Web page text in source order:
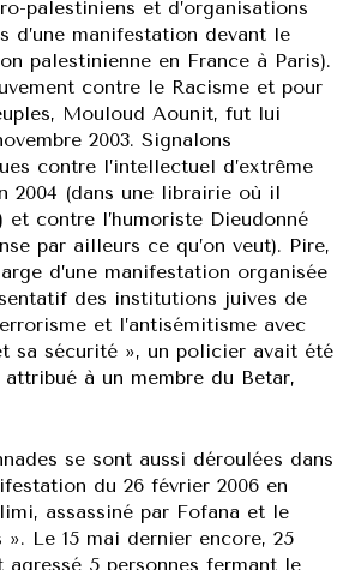
palestiniens et d’organisations
d’une manifestation devant le
palestinienne en France à Paris).
contre le Racisme et pour
Mouloud Aounit, fut lui
2003. Signalons
contre l’intellectuel d’extrême
2004 (dans une librairie où il
contre l’humoriste Dieudonné
par ailleurs ce qu’on veut). Pire,
d’une manifestation organisée
des institutions juives de
et l’antisémitisme avec
sa sécurité », un policier avait été
à un membre du Betar,
se sont aussi déroulées dans
du 26 février 2006 en
assassiné par Fofana et le
». Le 15 mai dernier encore, 25
5 personnes fermant le